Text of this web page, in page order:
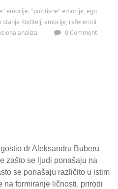
emocije, "pozitivne" emocije,ego
stanje Roditelj,emocije, referentni
analiza 0 Comment
dr Aleksandru Buberu
zašto se ljudi ponašaju na
se ponašaju različito u istim
na formiranje ličnosti, prirodi